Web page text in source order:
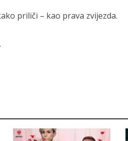
priliči – kao prava zvijezda.